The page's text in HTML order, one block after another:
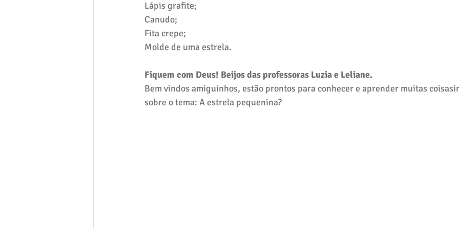
Lápis grafite;
Canudo;
Fita crepe;
Molde de uma estrela.
Fiquem com Deus! Beijos das professoras Luzia e Leliane.
Bem vindos amiguinhos, estão prontos para conhecer e aprender muitas
sobre o tema: A estrela pequenina?